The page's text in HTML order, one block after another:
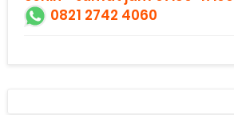
0821 2742 4060